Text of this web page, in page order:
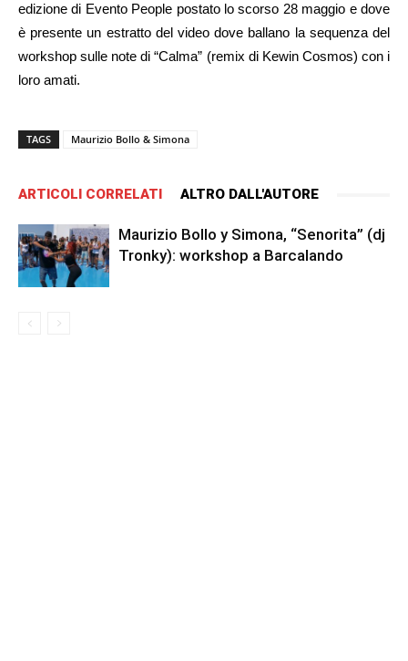
edizione di Evento People postato lo scorso 28 maggio e dove
è presente un estratto del video dove ballano la sequenza del
workshop sulle note di “Calma” (remix di Kewin Cosmos) con i
loro amati.
TAGS Maurizio Bollo & Simona
ARTICOLI CORRELATI ALTRO DALL'AUTORE
Maurizio Bollo y Simona, “Senorita” (dj
Tronky): workshop a Barcalando